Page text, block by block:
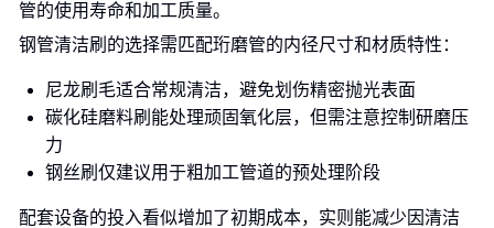
管的使用寿命和加工质量。
钢管清洁刷的选择需匹配珩磨管的内径尺寸和材质特性：
尼龙刷毛适合常规清洁，避免划伤精密抛光表面
碳化硅磨料刷能处理顽固氧化层，但需注意控制研磨压
力
钢丝刷仅建议用于粗加工管道的预处理阶段
配套设备的投入看似增加了初期成本，实则能减少因清洁